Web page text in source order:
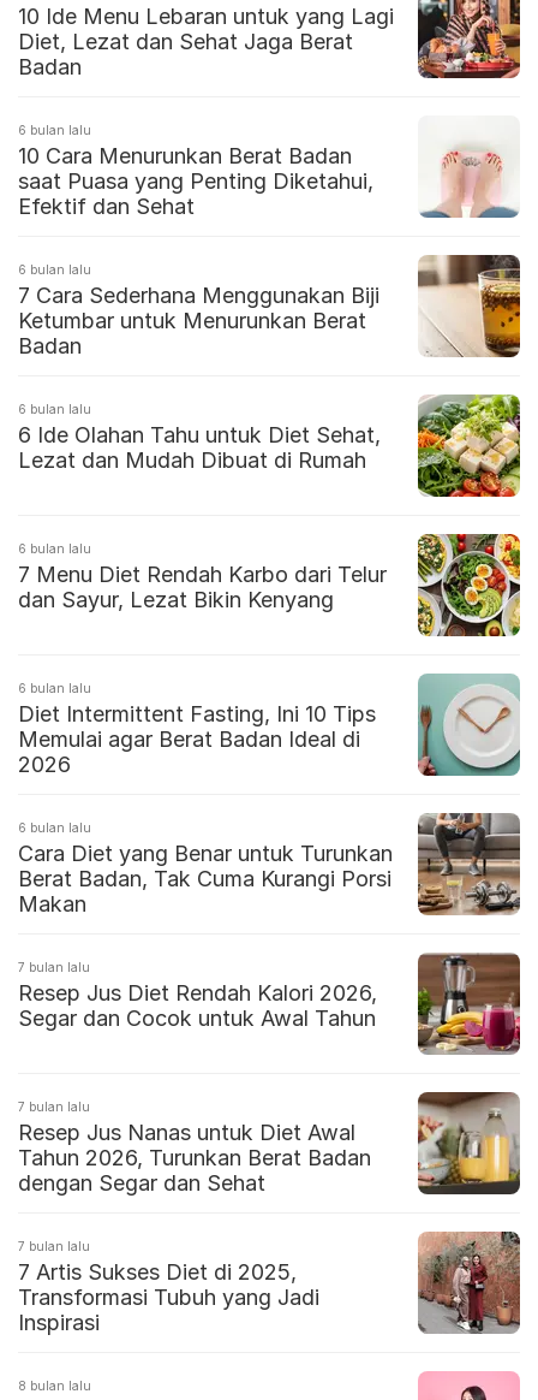
10 Ide Menu Lebaran untuk yang Lagi
Diet, Lezat dan Sehat Jaga Berat
Badan
6 bulan lalu
10 Cara Menurunkan Berat Badan
saat Puasa yang Penting Diketahui,
Efektif dan Sehat
6 bulan lalu
7 Cara Sederhana Menggunakan Biji
Ketumbar untuk Menurunkan Berat
Badan
6 bulan lalu
6 Ide Olahan Tahu untuk Diet Sehat,
Lezat dan Mudah Dibuat di Rumah
6 bulan lalu
7 Menu Diet Rendah Karbo dari Telur
dan Sayur, Lezat Bikin Kenyang
6 bulan lalu
Diet Intermittent Fasting, Ini 10 Tips
Memulai agar Berat Badan Ideal di
2026
6 bulan lalu
Cara Diet yang Benar untuk Turunkan
Berat Badan, Tak Cuma Kurangi Porsi
Makan
7 bulan lalu
Resep Jus Diet Rendah Kalori 2026,
Segar dan Cocok untuk Awal Tahun
7 bulan lalu
Resep Jus Nanas untuk Diet Awal
Tahun 2026, Turunkan Berat Badan
dengan Segar dan Sehat
7 bulan lalu
7 Artis Sukses Diet di 2025,
Transformasi Tubuh yang Jadi
Inspirasi
8 bulan lalu